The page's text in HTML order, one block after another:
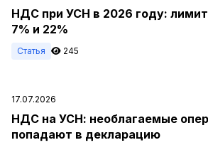
НДС при УСН в 2026 году:
7% и 22%
Статья 245
17.07.2026
НДС на УСН: необлагаемые
попадают в декларацию